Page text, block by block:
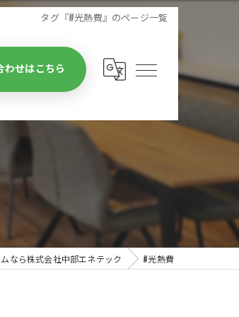
タグ『#光熱費』のページ一覧
わせはこちら
なら株式会社中部エネテック #光熱費